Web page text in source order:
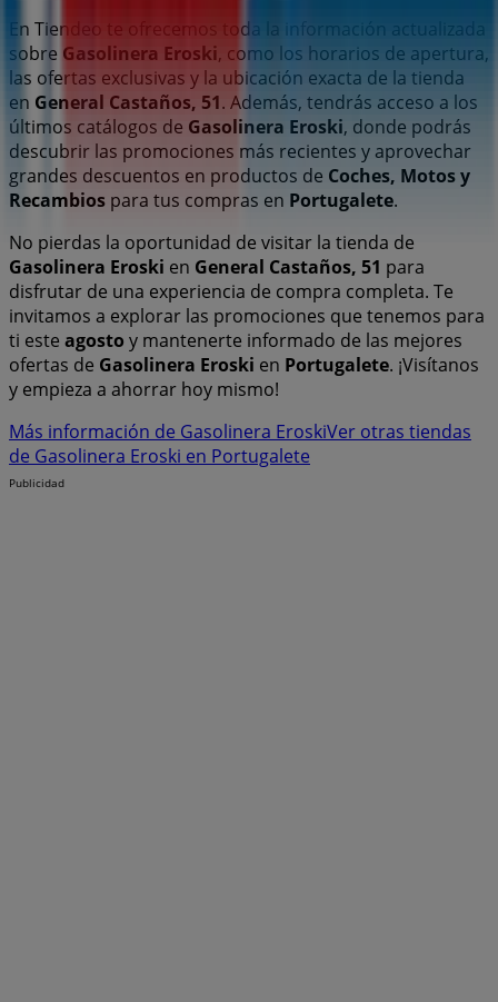
En Tiendeo te ofrecemos toda la información actualizada
sobre Gasolinera Eroski, como los horarios de apertura,
las ofertas exclusivas y la ubicación exacta de la tienda
en General Castaños, 51. Además, tendrás acceso a los
últimos catálogos de Gasolinera Eroski, donde podrás
descubrir las promociones más recientes y aprovechar
grandes descuentos en productos de Coches, Motos y
Recambios para tus compras en Portugalete.
No pierdas la oportunidad de visitar la tienda de
Gasolinera Eroski en General Castaños, 51 para
disfrutar de una experiencia de compra completa. Te
invitamos a explorar las promociones que tenemos para
ti este agosto y mantenerte informado de las mejores
ofertas de Gasolinera Eroski en Portugalete. ¡Visítanos
y empieza a ahorrar hoy mismo!
Más información de Gasolinera EroskiVer otras tiendas
de Gasolinera Eroski en Portugalete
Publicidad